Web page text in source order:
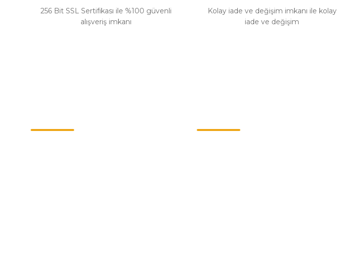
256 Bit SSL Sertifikası ile %100 güvenli
alışveriş imkanı
Kolay iade ve değişim imkanı ile kolay
iade ve değişim